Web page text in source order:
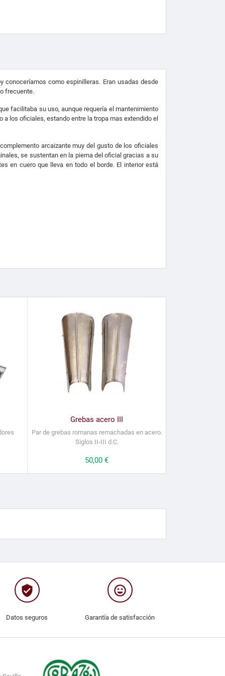
como espinilleras. Eran usadas desde
frecuente.
facilitaba su uso, aunque requería el mantenimiento
a los oficiales, estando entre la tropa mas extendido el
arcaizante muy del gusto de los oficiales
se sustentan en la pierna del oficial gracias a su
en cuero que lleva en todo el borde. El interior está
Grebas acero III
Par de grebas romanas remachadas en acero.
Siglos II-III d.C.
Precio
50,00 €
verified_user
Datos seguros
sentiment_very_satisfied
Garantía de satisfacción